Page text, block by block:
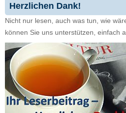
Herzlichen Dank!
Nicht nur lesen, auch was tun, wie
können Sie uns unterstützen, einfach